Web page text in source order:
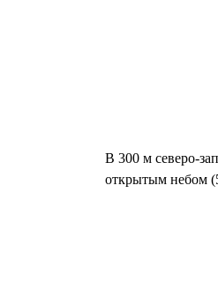
В 300 м северо-
открытым небом